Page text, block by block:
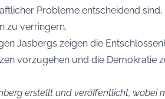
Probleme entscheidend
zu verringern.
Jasbergs zeigen die
vorzugehen und die Demokratie
erstellt und veröffentlicht, wobei